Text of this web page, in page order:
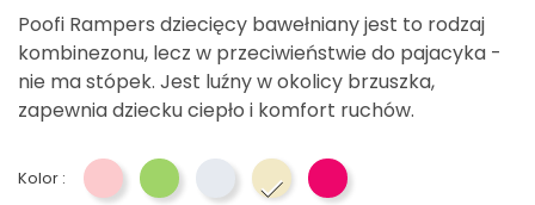
Poofi Rampers dziecięcy bawełniany jest to rodzaj
kombinezonu, lecz w przeciwieństwie do pajacyka -
nie ma stópek. Jest luźny w okolicy brzuszka,
zapewnia dziecku ciepło i komfort ruchów.
Kolor : Różowy Zielony Szary Beżowy Herbaciana Róża